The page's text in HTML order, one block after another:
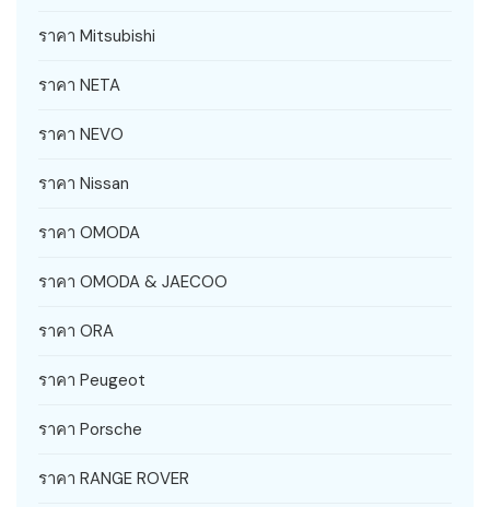
ราคา Mitsubishi
ราคา NETA
ราคา NEVO
ราคา Nissan
ราคา OMODA
ราคา OMODA & JAECOO
ราคา ORA
ราคา Peugeot
ราคา Porsche
ราคา RANGE ROVER